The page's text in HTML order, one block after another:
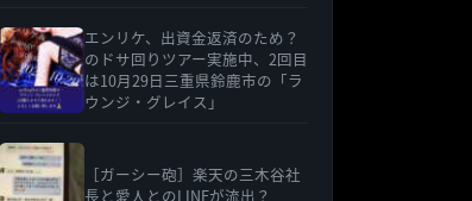
エンリケ、出資金返済のため？
のドサ回りツアー実施中、2回目
は10月29日三重県鈴鹿市の「ラ
ウンジ・グレイス」
［ガーシー砲］楽天の三木谷社
長と愛人とのLINEが流出？